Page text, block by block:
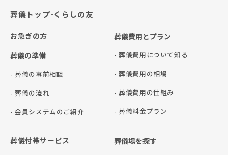
葬儀トップ-くらしの友
お急ぎの方
葬儀の準備
- 葬儀の事前相談
- 葬儀の流れ
- 会員システムのご紹介
葬儀費用とプラン
- 葬儀費用について知る
- 葬儀費用の相場
- 葬儀費用の仕組み
- 葬儀料金プラン
葬儀付帯サービス 葬儀場を探す